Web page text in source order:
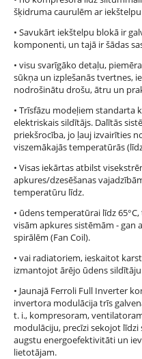
šķidruma caurulēm ar
• Savukārt iekštelpu blokā ir
komponenti, un tajā ir šādas
• visu svarīgāko detaļu,
sūkņa un izplešanās tvertnes,
nodrošinātu drošu, ātru un
• Trīsfāzu modeļiem standarta
elektriskais sildītājs. Dalītās
priekšrocība, jo ļauj izvairīties
viszemākajās temperatūrās
• Visas iekārtas atbilst
apkures/dzesēšanas
temperatūru līdz.
• ūdens temperatūrai līdz
visām apkures sistēmām - gan
spirālēm (Fan Coil).
• vai radiatoriem, ieskaitot
izmantojot ārējo ūdens
• Jaunajā Ferroli Full Inverter
invertora modulācija trīs
t. i., kompresoram,
modulāciju, precīzi sekojot
augstu energoefektivitāti un
lietotājam.